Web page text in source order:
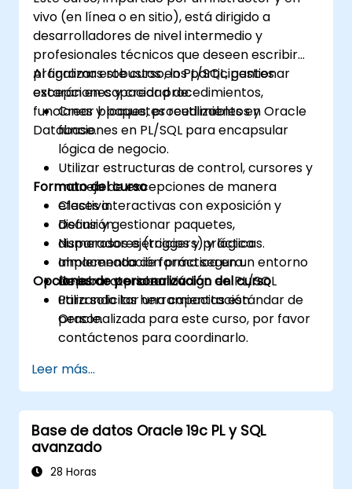
vivo (en línea o en sitio), está dirigido a
desarrolladores de nivel intermedio y
profesionales técnicos que deseen escribir
programas robustos en PL/SQL, gestionar
excepciones y crear procedimientos,
funciones y paquetes reutilizables en Oracle
Database.
Al finalizar este curso, los participantes
estarán en capacidad de:
Crear bloques, procedimientos y
funciones en PL/SQL para encapsular
lógica de negocio.
Utilizar estructuras de control, cursores y
manejo de excepciones de manera
efectiva.
Definir y gestionar paquetes,
disparadores (triggers) y lógica
almacenada de forma segura.
Depurar y probar código en PL/SQL
utilizando las herramientas estándar de
Oracle.
Formato del curso
Clases interactivas con exposición y
discusión.
Numerosos ejercicios y prácticas.
Implementación práctica en un entorno
de laboratorio en vivo.
Opciones de personalización del curso
Para solicitar una capacitación
personalizada para este curso, por favor
contáctenos para coordinarlo.
Leer más...
Base de datos Oracle 19c PL y SQL
avanzado
28 Horas